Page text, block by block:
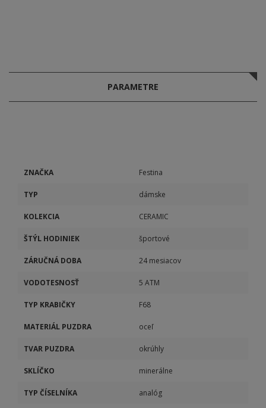
PARAMETRE
ZNAČKA Festina
TYP dámske
KOLEKCIA CERAMIC
ŠTÝL HODINIEK športové
ZÁRUČNÁ DOBA 24 mesiacov
VODOTESNOSŤ 5 ATM
TYP KRABIČKY F68
MATERIÁL PUZDRA oceľ
TVAR PUZDRA okrúhly
SKLÍČKO minerálne
TYP ČÍSELNÍKA analóg